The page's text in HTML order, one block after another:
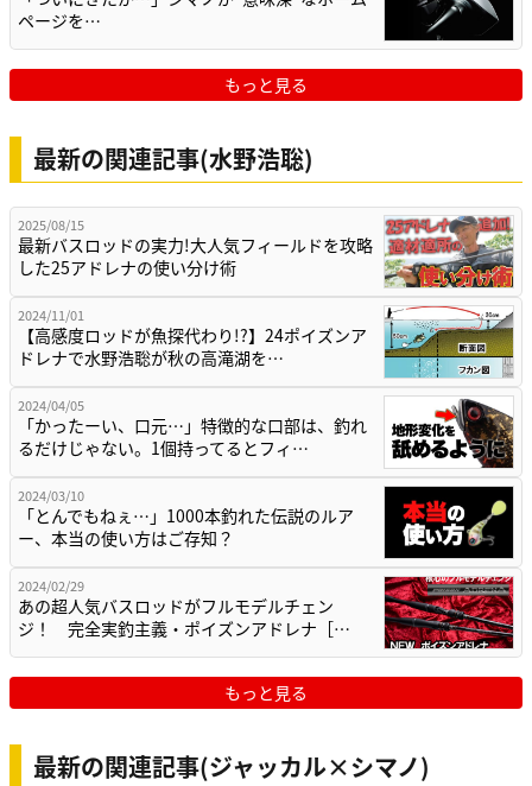
ページを…
もっと見る
最新の関連記事(水野浩聡)
2025/08/15
最新バスロッドの実力!大人気フィールドを攻略
した25アドレナの使い分け術
2024/11/01
【高感度ロッドが魚探代わり!?】24ポイズンア
ドレナで水野浩聡が秋の高滝湖を…
2024/04/05
「かったーい、口元…」特徴的な口部は、釣れ
るだけじゃない。1個持ってるとフィ…
2024/03/10
「とんでもねぇ…」1000本釣れた伝説のルア
ー、本当の使い方はご存知？
2024/02/29
あの超人気バスロッドがフルモデルチェン
ジ！ 完全実釣主義・ポイズンアドレナ［…
もっと見る
最新の関連記事(ジャッカル×シマノ)